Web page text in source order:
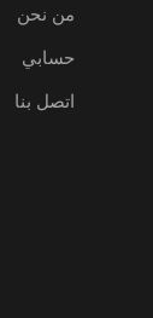
من نحن
حسابي
اتصل بنا